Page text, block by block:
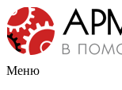
Меню